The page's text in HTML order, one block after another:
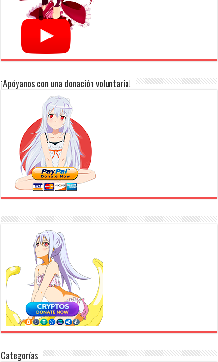
¡Apóyanos con una donación voluntaria!
Categorías